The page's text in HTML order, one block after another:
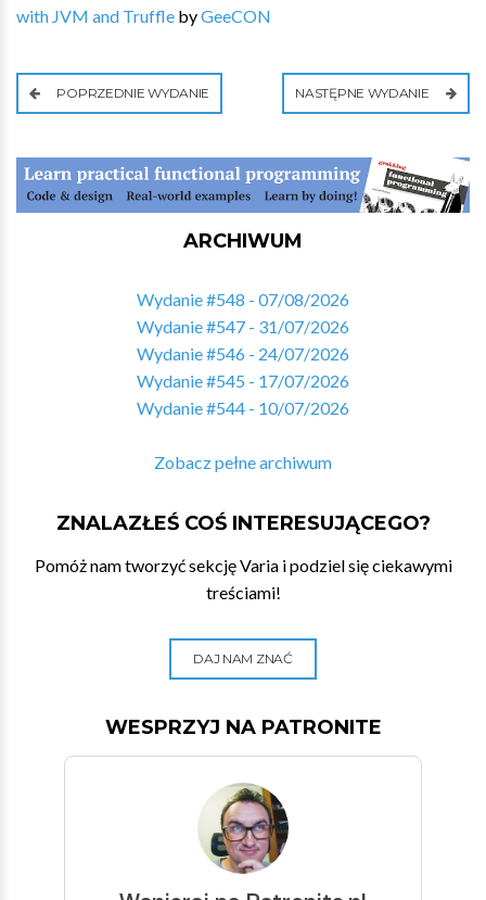
with JVM and Truffle byGeeCON
POPRZEDNIE WYDANIE NASTĘPNE WYDANIE
ARCHIWUM
Wydanie #548 - 07/08/2026
Wydanie #547 - 31/07/2026
Wydanie #546 - 24/07/2026
Wydanie #545 - 17/07/2026
Wydanie #544 - 10/07/2026
Zobacz pełne archiwum
ZNALAZŁEŚ COŚ INTERESUJĄCEGO?
Pomóż nam tworzyć sekcję Varia i podziel się ciekawymi
treściami!
DAJ NAM ZNAĆ
WESPRZYJ NA PATRONITE